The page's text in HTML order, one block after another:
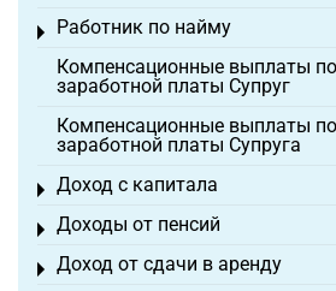
Работник по найму
Toggle menu
Компенсационные выплаты
заработной платы Супруг
Компенсационные выплаты
заработной платы Супруга
Доход с капитала
Toggle menu
Доходы от пенсий
Toggle menu
Доход от сдачи в аренду
Toggle menu